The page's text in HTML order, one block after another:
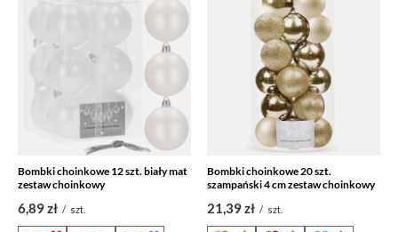
Bombki choinkowe 12 szt. biały mat
zestaw choinkowy
6,89 zł / szt.
Bombki choinkowe 20 szt.
szampański 4 cm zestaw choinkowy
21,39 zł / szt.